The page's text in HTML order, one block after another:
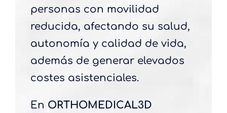
personas con movilidad
reducida, afectando su salud,
autonomía y calidad de vida,
además de generar elevados
costes asistenciales.
En ORTHOMEDICAL3D